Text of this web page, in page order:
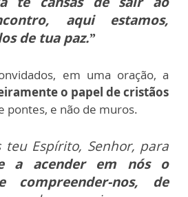
aqui estamos,
de tua paz.”
em uma oração, a
o papel de cristãos
pontes, e não de muros.
teu Espírito, Senhor, para
a acender em nós o
compreender-nos, de